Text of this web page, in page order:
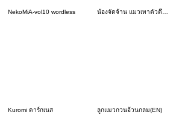
NekoMiA-vol10 wordless น้องจัดจ้าน แมวเทาตัวตึง (No text)
Kuromi ดาร์กเนส ลูกแมวกวนอ้วนกลม(EN)